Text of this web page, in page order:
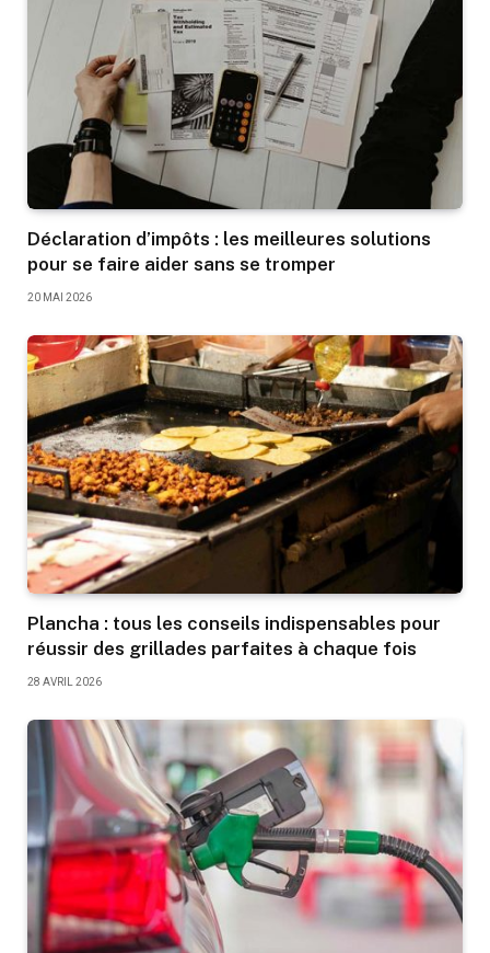
Déclaration d’impôts : les meilleures solutions
pour se faire aider sans se tromper
20 MAI 2026
Plancha : tous les conseils indispensables pour
réussir des grillades parfaites à chaque fois
28 AVRIL 2026